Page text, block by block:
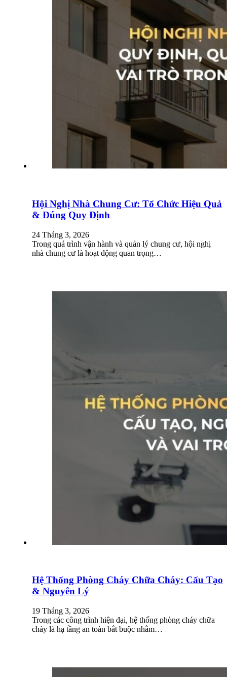
Hội Nghị Nhà Chung Cư: Tổ Chức Hiệu Quả
& Đúng Quy Định
24 Tháng 3, 2026
Trong quá trình vận hành và quản lý chung cư, hội nghị
nhà chung cư là hoạt động quan trọng…
Hệ Thống Phòng Cháy Chữa Cháy: Cấu Tạo
& Nguyên Lý
19 Tháng 3, 2026
Trong các công trình hiện đại, hệ thống phòng cháy chữa
cháy là hạ tầng an toàn bắt buộc nhằm…